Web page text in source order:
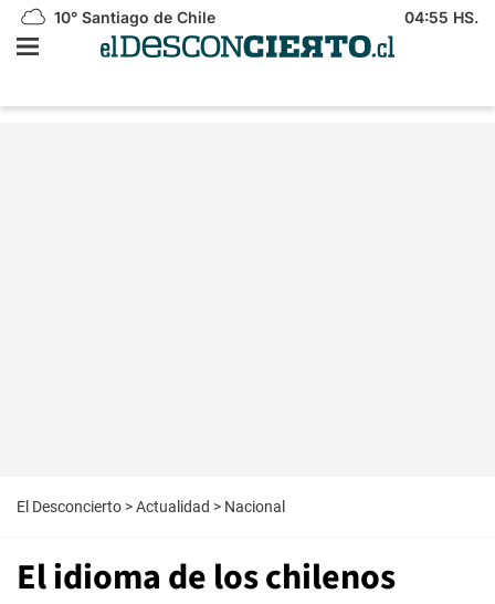
10° Santiago de Chile 04:55 HS.
El Desconcierto >Actualidad > Nacional
El idioma de los chilenos